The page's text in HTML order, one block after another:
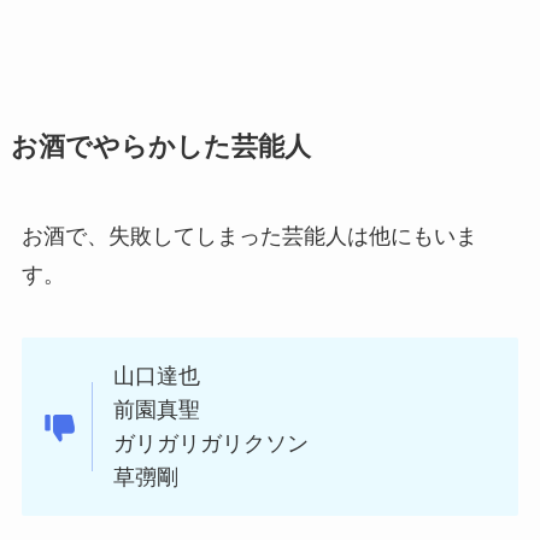
お酒でやらかした芸能人
お酒で、失敗してしまった芸能人は他にもいま
す。
山口達也
前園真聖
ガリガリガリクソン
草彅剛